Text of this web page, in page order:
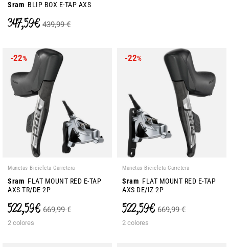
Sram BLIP BOX E-TAP AXS
347,59 € 439,99 €
-22%
Manetas Bicicleta Carretera
Sram FLAT MOUNT RED E-TAP
AXS TR/DE 2P
522,59 € 669,99 €
2 colores
-22%
Manetas Bicicleta Carretera
Sram FLAT MOUNT RED E-TAP
AXS DE/IZ 2P
522,59 € 669,99 €
2 colores